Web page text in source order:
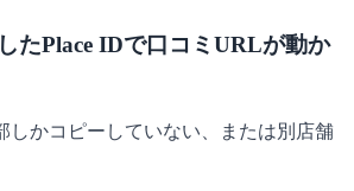
たPlace IDで口コミURLが動か
しかコピーしていない、または別店舗